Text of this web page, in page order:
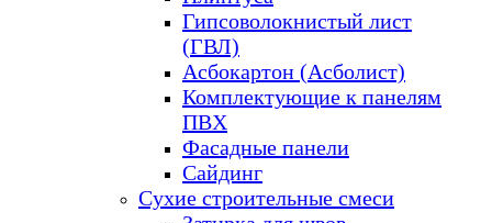
Гипсоволокнистый лист
(ГВЛ)
Асбокартон (Асболист)
Комплектующие к панелям
ПВХ
Фасадные панели
Сайдинг
Сухие строительные смеси